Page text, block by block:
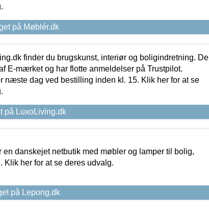
på Møblér.dk
finder du brugskunst, interiør og boligindretning. De
E-mærket og har flotte anmeldelser på Trustpilot.
næste dag ved bestilling inden kl. 15. Klik her for at se
på LuxoLiving.dk
en danskejet netbutik med møbler og lamper til bolig,
Klik her for at se deres udvalg.
på Lepong.dk